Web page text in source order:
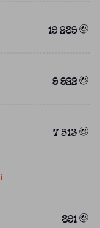
19 289
9 922
7 513
891